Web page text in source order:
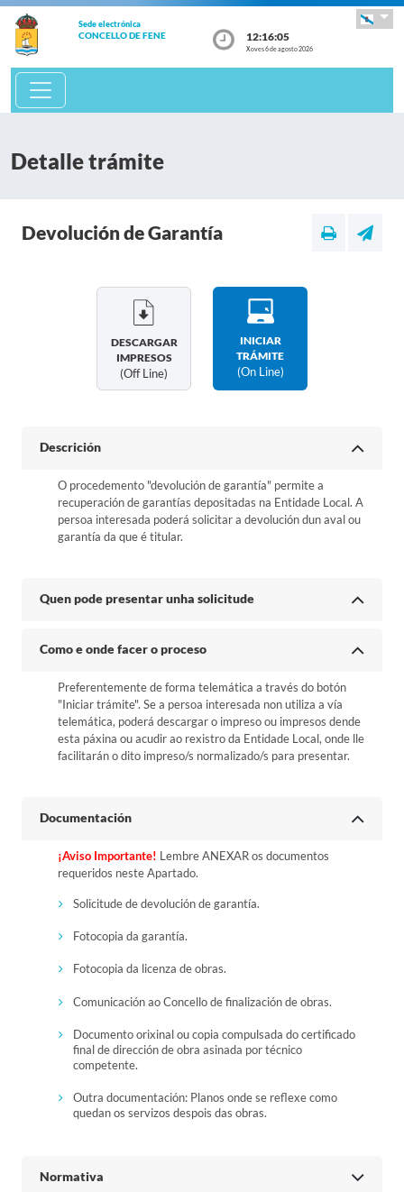
Sede electrónica
CONCELLO DE FENE 12:16:05
Xoves 6 de agosto 2026
Detalle trámite
Devolución de Garantía
DESCARGAR
IMPRESOS
(off Line)
INICIAR
TRÁMITE
(on Line)
Descrición
O procedemento "devolución de garantía" permite a
recuperación de garantías depositadas na Entidade Local. A
persoa interesada poderá solicitar a devolución dun aval ou
garantía da que é titular.
Quen pode presentar unha solicitude
Como e onde facer o proceso
Preferentemente de forma telemática a través do botón
"Iniciar trámite". Se a persoa interesada non utiliza a vía
telemática, poderá descargar o impreso ou impresos dende
esta páxina ou acudir ao rexistro da Entidade Local, onde lle
facilitarán o dito impreso/s normalizado/s para presentar.
Documentación
¡Aviso Importante! Lembre ANEXAR os documentos
requeridos neste Apartado.
Solicitude de devolución de garantía.
Fotocopia da garantía.
Fotocopia da licenza de obras.
Comunicación ao Concello de finalización de obras.
Documento orixinal ou copia compulsada do certificado
final de dirección de obra asinada por técnico
competente.
Outra documentación: Planos onde se reflexe como
quedan os servizos despois das obras.
Normativa